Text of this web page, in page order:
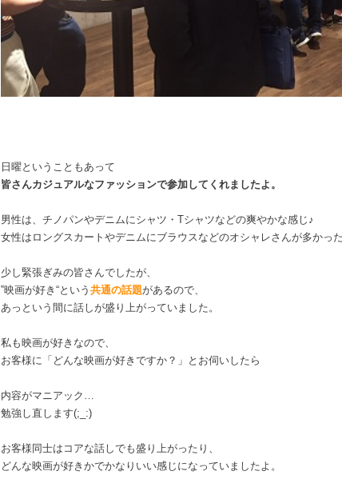
日曜ということもあって
皆さんカジュアルなファッションで参加してくれましたよ。
男性は、チノパンやデニムにシャツ・Tシャツなどの爽やかな感じ♪
女性はロングスカートやデニムにブラウスなどのオシャレさんが多かった
少し緊張ぎみの皆さんでしたが、
‟映画が好き“という 共通の話題があるので、
あっという間に話しが盛り上がっていました。
私も映画が好きなので、
お客様に「どんな映画が好きですか？」とお伺いしたら
内容がマニアック…
勉強し直します(;_:)
お客様同士はコアな話しでも盛り上がったり、
どんな映画が好きかでかなりいい感じになっていましたよ。